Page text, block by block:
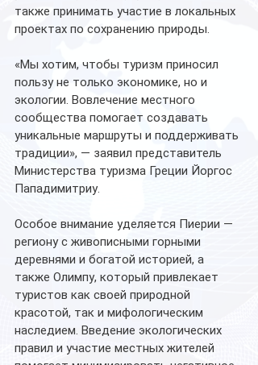
также принимать участие в локальных
проектах по сохранению природы.
«Мы хотим, чтобы туризм приносил
пользу не только экономике, но и
экологии. Вовлечение местного
сообщества помогает создавать
уникальные маршруты и поддерживать
традиции», — заявил представитель
Министерства туризма Греции Йоргос
Пападимитриу.
Особое внимание уделяется Пиерии —
региону с живописными горными
деревнями и богатой историей, а
также Олимпу, который привлекает
туристов как своей природной
красотой, так и мифологическим
наследием. Введение экологических
правил и участие местных жителей